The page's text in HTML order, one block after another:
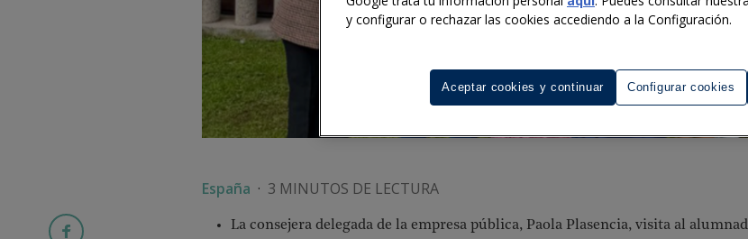
España · 3 MINUTOS DE LECTURA
La consejera delegada de la empresa pública, Paola Plasencia, visita al
y configurar o rechazar las cookies accediendo a la Configuración.
Configurar cookies
Aceptar cookies y continuar